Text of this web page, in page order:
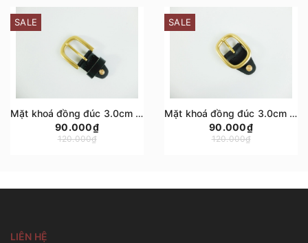
SALE
Mặt khoá đồng đúc 3.0cm mẫu BF3 cho thắt lưng da bò bảng dây 2.8cm - 2.9cm Manuk Leather
90.000₫
120.000₫
SALE
Mặt khoá đồng đúc 3.0cm mẫu BF2 cho thắt lưng da bò bảng dây 2.8cm - 2.9cm Manuk Leather
90.000₫
120.000₫
LIÊN HỆ